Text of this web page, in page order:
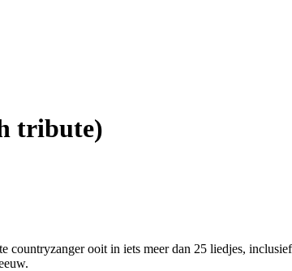
tribute)
ooit in iets meer dan 25 liedjes,